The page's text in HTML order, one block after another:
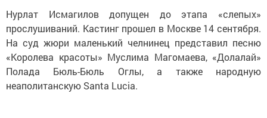
Нурлат Исмагилов допущен до этапа «слепых»
прослушиваний. Кастинг прошел в Москве 14 сентября.
На суд жюри маленький челнинец представил песню
«Королева красоты» Муслима Магомаева, «Долалай»
Полада Бюль-Бюль Оглы, а также народную
неаполитанскую Santa Lucia.